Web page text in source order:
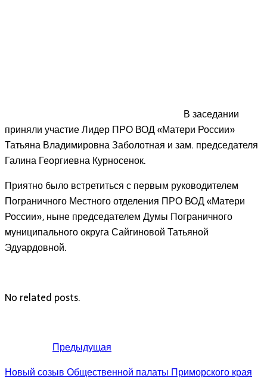
В заседании
приняли участие Лидер ПРО ВОД «Матери России»
Татьяна Владимировна Заболотная и зам. председателя
Галина Георгиевна Курносенок.
Приятно было встретиться с первым руководителем
Пограничного Местного отделения ПРО ВОД «Матери
России», ныне председателем Думы Пограничного
муниципального округа Сайгиновой Татьяной
Эдуардовной.
No related posts.
Предыдущая
Новый созыв Общественной палаты Приморского края